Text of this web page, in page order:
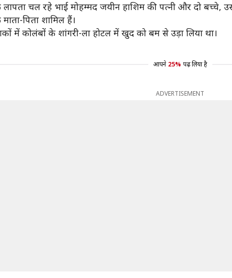
चल रहे भाई मोहम्मद जयीन हाशिम की पत्नी और दो बच्चे,
पिता शामिल हैं।
में कोलंबों के शांगरी-ला होटल में खुद को बम से उड़ा लिया था।
आपने 25% पढ़ लिया है
ADVERTISEMENT